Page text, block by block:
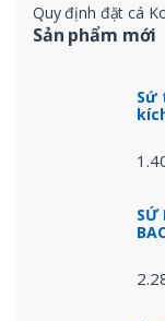
Quy định đặt cá
Sản phẩm mới
Sứ
SỨ